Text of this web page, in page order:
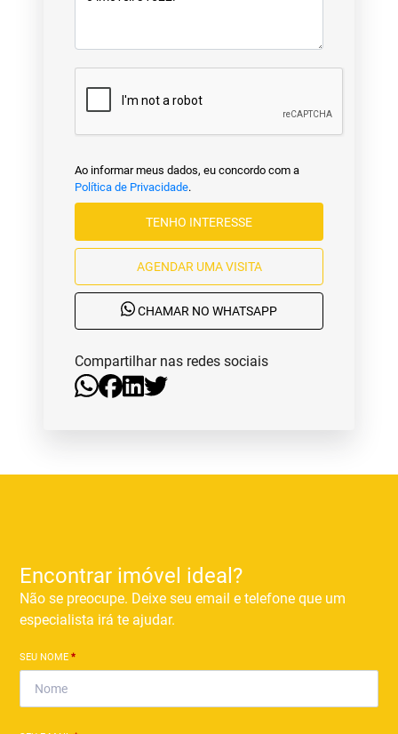
Ao informar meus dados, eu concordo com a
Política de Privacidade.
TENHO INTERESSE
AGENDAR UMA VISITA
CHAMAR NO WHATSAPP
Compartilhar nas redes sociais
Encontrar imóvel ideal?
Não se preocupe. Deixe seu email e telefone que um
especialista irá te ajudar.
SEU NOME*